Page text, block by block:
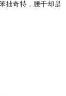
拙奇特，腰干却是